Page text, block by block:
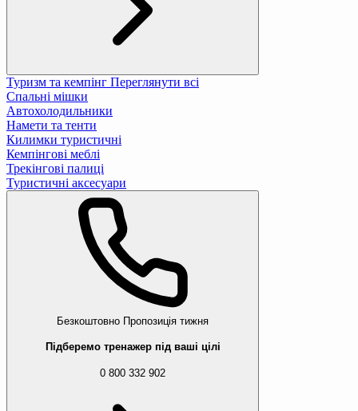
Туризм та кемпінг Переглянути всі
Спальні мішки
Автохолодильники
Намети та тенти
Килимки туристичні
Кемпінгові меблі
Трекінгові палиці
Туристичні аксесуари
Безкоштовно Пропозиція тижня
Підберемо тренажер під ваші цілі
0 800 332 902